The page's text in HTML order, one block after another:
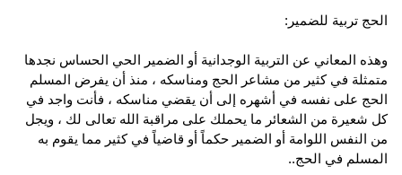
الحج تربية للضمير:
وهذه المعاني عن التربية الوجدانية أو الضمير الحي الحساس نجدها
متمثلة في كثير من مشاعر الحج ومناسكه ، منذ أن يفرض المسلم
الحج على نفسه في أشهره إلى أن يقضي مناسكه ، فأنت واجد في
كل شعيرة من الشعائر ما يحملك على مراقبة الله تعالى لك ، ويجل
من النفس اللوامة أو الضمير حكماً أو قاضياً في كثير مما يقوم به
المسلم في الحج..